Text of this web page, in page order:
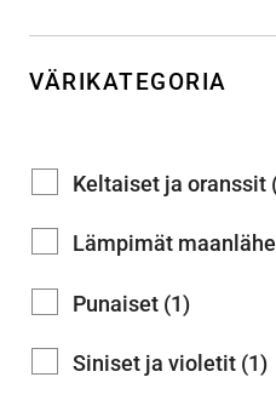
VÄRIKATEGORIA
Keltaiset ja oranssit
Lämpimät
Punaiset (1)
Siniset ja violetit (1)